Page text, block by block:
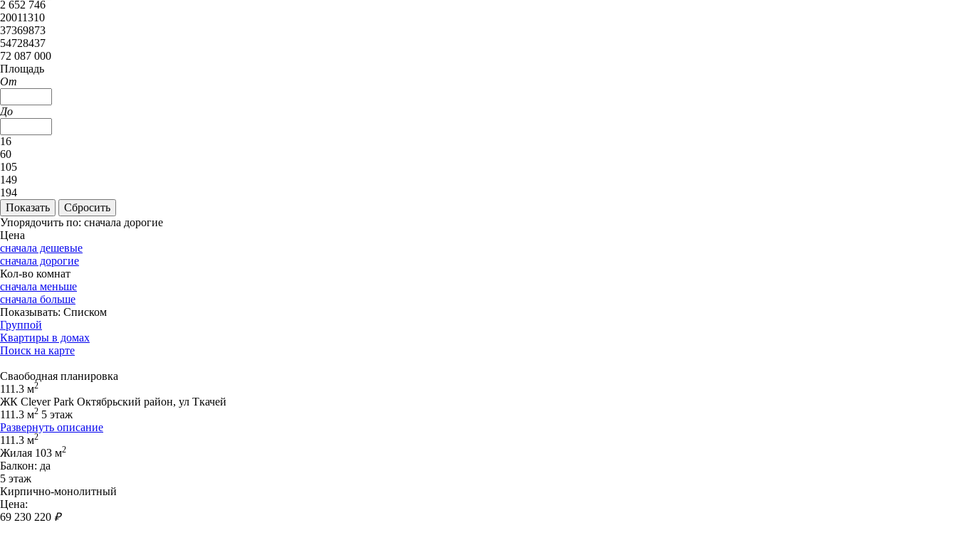
2 652 746
20011310
37369873
54728437
72 087 000
Площадь
От
До
16
60
105
149
194
Упорядочить по: сначала дорогие
Цена
сначала дешевые
сначала дорогие
Кол-во комнат
сначала меньше
сначала больше
Показывать: Списком
Группой
Квартиры в домах
Поиск на карте
Сваободная планировка
111.3 м2
ЖК Clever Park Октябрьский район, ул Ткачей
111.3 м2 5 этаж
Развернуть описание
111.3 м2
Жилая 103 м2
Балкон: да
5 этаж
Кирпично-монолитный
Цена:
69 230 220 ₽